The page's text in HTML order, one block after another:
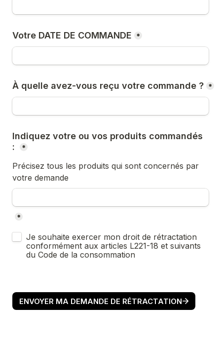
Votre DATE DE COMMANDE *
À quelle avez-vous reçu votre commande ? *
Indiquez votre ou vos produits commandés
:
*
Précisez tous les produits qui sont concernés par
votre demande
*
Untitled checkboxes field
Je souhaite exercer mon droit de rétractation
conformément aux articles L221-18 et suivants
du Code de la consommation
ENVOYER MA DEMANDE DE RÉTRACTATION